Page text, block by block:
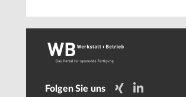
Folgen Sie uns